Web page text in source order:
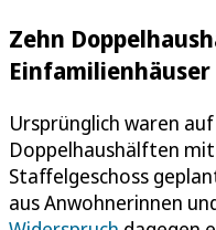
Zehn
Ursprünglich waren
Doppelhaushälften mit
Staffelgeschoss
aus Anwohnerinnen